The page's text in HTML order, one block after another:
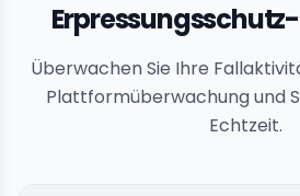
Überwachen Sie Ihre
Plattformüberwachung und
Echtzeit.